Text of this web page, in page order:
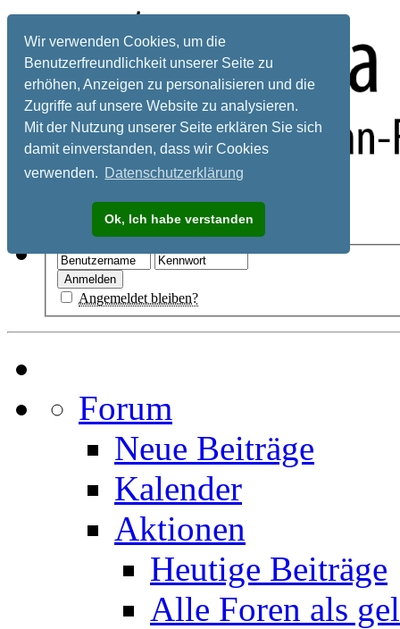
Wir verwenden Cookies, um die
Benutzerfreundlichkeit unserer Seite zu
erhöhen, Anzeigen zu personalisieren und die
Zugriffe auf unsere Website zu analysieren.
Mit der Nutzung unserer Seite erklären Sie sich
damit einverstanden, dass wir Cookies
verwenden. Datenschutzerklärung
Ok, Ich habe verstanden
Registrieren
Angemeldet bleiben?
Forum
Neue Beiträge
Kalender
Aktionen
Heutige Beiträge
Alle Foren als